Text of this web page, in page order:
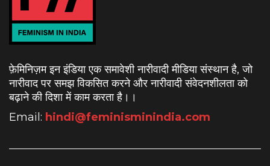
फ़ेमिनिज़म इन इंडिया एक समावेशी नारीवादी मीडिया संस्थान है, जो
नारीवाद पर समझ विकसित करने और नारीवादी संवेदनशीलता को
बढ़ाने की दिशा में काम करता है। ।
Email: hindi@feminisminindia.com